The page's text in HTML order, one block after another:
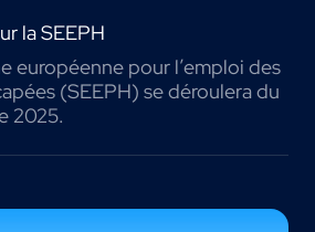
la SEEPH
européenne pour l’emploi des
(SEEPH) se déroulera du
2025.